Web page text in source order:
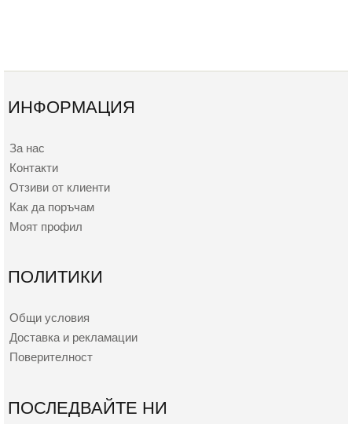
ИНФОРМАЦИЯ
За нас
Контакти
Отзиви от клиенти
Как да поръчам
Моят профил
ПОЛИТИКИ
Общи условия
Доставка и рекламации
Поверителност
ПОСЛЕДВАЙТЕ НИ